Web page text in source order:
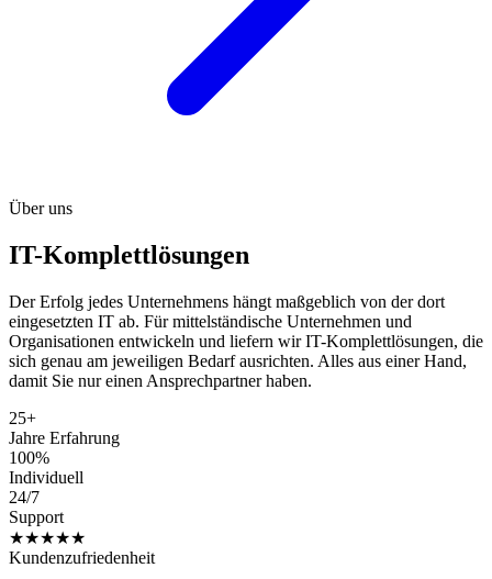
Über uns
IT-Komplettlösungen
Der Erfolg jedes Unternehmens hängt maßgeblich von der dort
eingesetzten IT ab. Für mittelständische Unternehmen und
Organisationen entwickeln und liefern wir IT-Komplettlösungen, die
sich genau am jeweiligen Bedarf ausrichten. Alles aus einer Hand,
damit Sie nur einen Ansprechpartner haben.
25+
Jahre Erfahrung
100%
Individuell
24/7
Support
★★★★★
Kundenzufriedenheit